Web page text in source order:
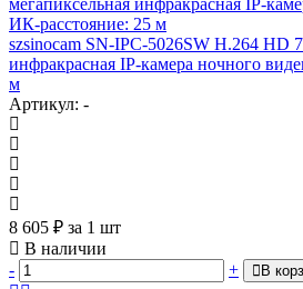
szsinocam SN-IPC-5026SW H.264 HD
инфракрасная IP-камера ночного
м
Артикул: -
8 605 ₽ за 1 шт
В наличии
-
+ В